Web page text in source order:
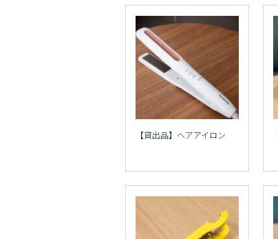
【貸出品】ヘアアイロン